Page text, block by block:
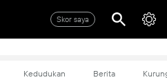
Skor saya
Kedudukan Berita